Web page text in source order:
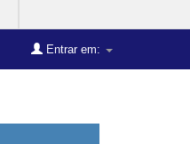
Entrar em: